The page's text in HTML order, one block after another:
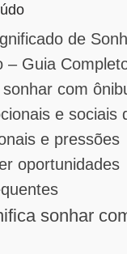
de
– Guia
com
e sociais
e pressões
oportunidades
sonhar